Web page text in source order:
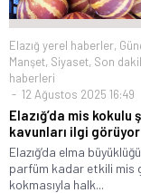
Elazığ yerel haberler,
Manşet, Siyaset, Son
haberleri
12 Ağustos 2025 16:49
Elazığ’da mis kokulu
kavunları ilgi görüyor
Elazığ’da elma
parfüm kadar etkili mis
kokmasıyla halk...